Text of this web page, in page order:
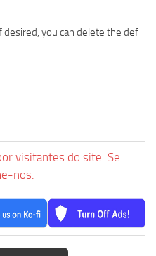
you can delete the def
visitantes do site. Se
nos.